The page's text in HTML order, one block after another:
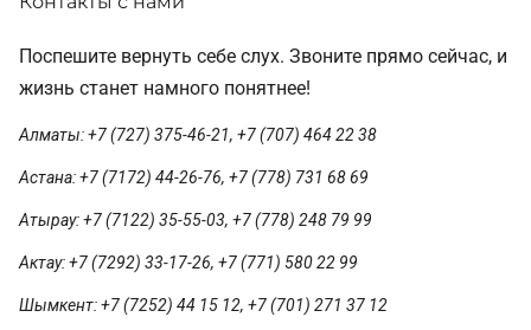
Поспешите вернуть себе слух. Звоните прямо сейчас, и
жизнь станет намного понятнее!
Алматы: +7 (727) 375-46-21, +7 (707) 464 22 38
Астана: +7 (7172) 44-26-76, +7 (778) 731 68 69
Атырау: +7 (7122) 35-55-03, +7 (778) 248 79 99
Актау: +7 (7292) 33-17-26, +7 (771) 580 22 99
Шымкент: +7 (7252) 44 15 12, +7 (701) 271 37 12